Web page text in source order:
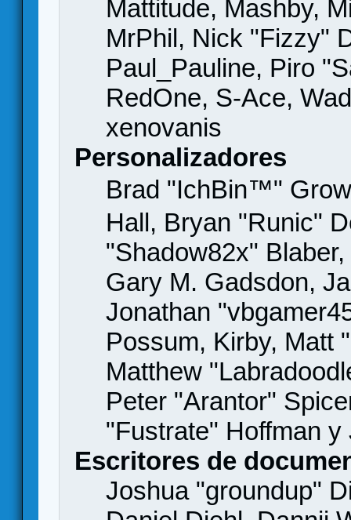
Mattitude, Mashby,
MrPhil, Nick "Fizzy"
Paul_Pauline, Piro
RedOne, S-Ace,
xenovanis
Personalizadores
Brad "IchBin™"
Hall, Bryan "Runic"
"Shadow82x"
Gary M. Gadsdon,
Jonathan
Possum, Kirby, Matt
Matthew
Peter "Arantor"
"Fustrate" Hoffman
Escritores de
Joshua "groundup"